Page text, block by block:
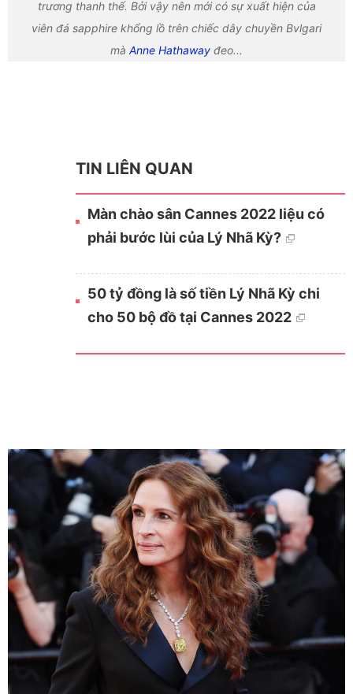
trương thanh thế. Bởi vậy nên mới có sự xuất hiện của
viên đá sapphire khổng lồ trên chiếc dây chuyền Bvlgari
mà Anne Hathaway đeo...
TIN LIÊN QUAN
Màn chào sân Cannes 2022 liệu có
phải bước lùi của Lý Nhã Kỳ?
50 tỷ đồng là số tiền Lý Nhã Kỳ chi
cho 50 bộ đồ tại Cannes 2022